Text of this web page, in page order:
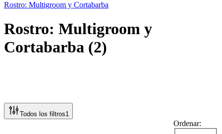
Rostro: Multigroom y Cortabarba
Rostro: Multigroom y
Cortabarba (2)
Todos los filtros1
Ordenar: